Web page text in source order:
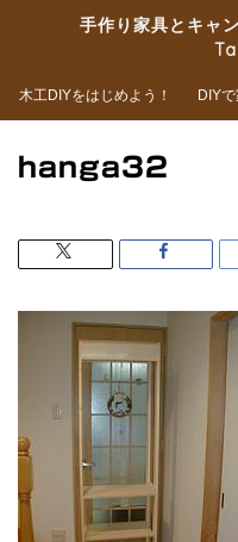
手作り家具とキャ
木工DIYをはじめよう！ DIY
hanga32